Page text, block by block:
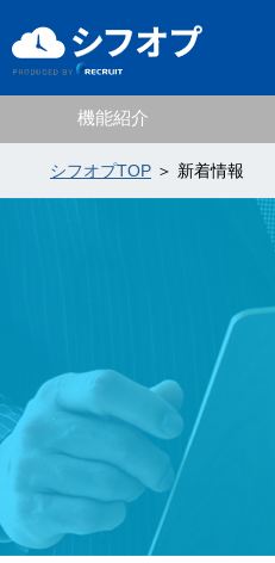
機能紹介
シフオプTOP ＞ 新着情報